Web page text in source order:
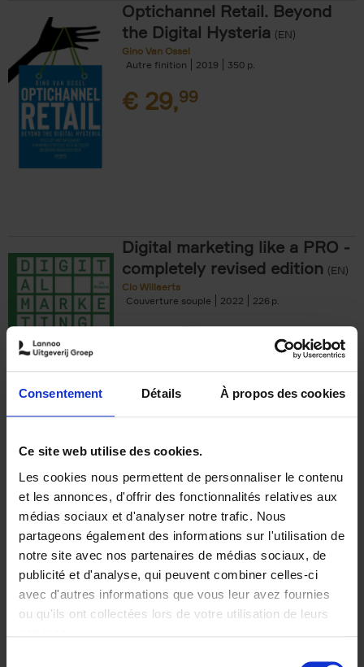
Consentement Détails À propos des cookies
Ce site web utilise des cookies.
Les cookies nous permettent de personnaliser le contenu
et les annonces, d'offrir des fonctionnalités relatives aux
médias sociaux et d'analyser notre trafic. Nous
partageons également des informations sur l'utilisation de
notre site avec nos partenaires de médias sociaux, de
publicité et d'analyse, qui peuvent combiner celles-ci
avec d'autres informations que vous leur avez fournies
ou qu'ils ont collectées lors de votre utilisation de leurs
Optichannel Retail. Beyond
the Digital Hysteria (EN)
Gino Van Ossel
Autre finition
2019 350
€ 29,99
Digital marketing like a PRO -
completely revised edition (EN)
Clo Willaerts
Couverture souple
2022 226
€35,50
The Offer You Can't
Refuse
Steven Van Belleghem
Couverture souple
2020 256
€37,50